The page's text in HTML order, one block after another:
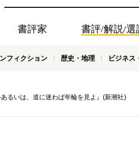
書評家 書評/解説/選
フィクション 歴史・地理 ビジネス
るいは、道に迷わば年輪を見よ』(新潮社)